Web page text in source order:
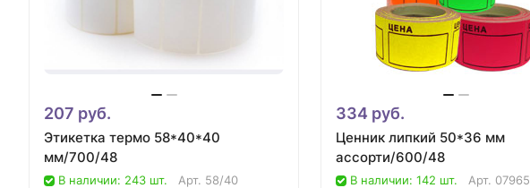
207 руб.
Этикетка термо 58*40*40
мм/700/48
В наличии: 243 шт. Арт. 58/40
334 руб.
Ценник липкий 50*36 мм
ассорти/600/48
В наличии: 142 шт. Арт. 07965